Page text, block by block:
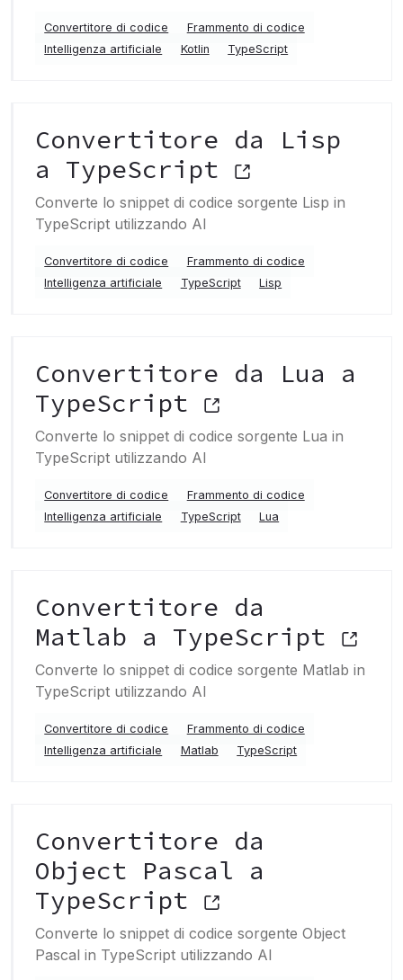
Convertitore di codice
Frammento di codice
Intelligenza artificiale
Kotlin TypeScript
Convertitore da Lisp
a TypeScript
Converte lo snippet di codice sorgente Lisp in
TypeScript utilizzando AI
Convertitore di codice
Frammento di codice
Intelligenza artificiale
TypeScript Lisp
Convertitore da Lua a
TypeScript
Converte lo snippet di codice sorgente Lua in
TypeScript utilizzando AI
Convertitore di codice
Frammento di codice
Intelligenza artificiale
TypeScript Lua
Convertitore da
Matlab a TypeScript
Converte lo snippet di codice sorgente Matlab in
TypeScript utilizzando AI
Convertitore di codice
Frammento di codice
Intelligenza artificiale
Matlab TypeScript
Convertitore da
Object Pascal a
TypeScript
Converte lo snippet di codice sorgente Object
Pascal in TypeScript utilizzando AI